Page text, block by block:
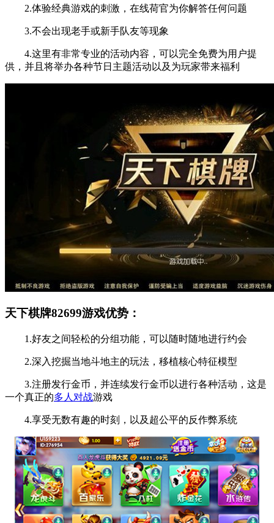
2.体验经典游戏的刺激，在线荷官为你解答任何问题
3.不会出现老手或新手队友等现象
4.这里有非常专业的活动内容，可以完全免费为用户提
供，并且将举办各种节日主题活动以及为玩家带来福利
天下棋牌82699游戏优势：
1.好友之间轻松的分组功能，可以随时随地进行约会
2.深入挖掘当地斗地主的玩法，移植核心特征模型
3.注册发行金币，并连续发行金币以进行各种活动，这是
一个真正的多人对战游戏
4.享受无数有趣的时刻，以及超公平的反作弊系统